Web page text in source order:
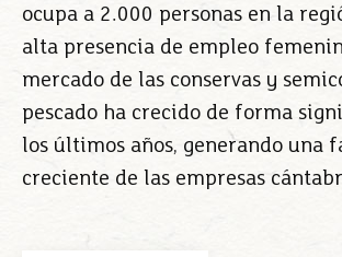
ocupa a 2.000 personas en la
alta presencia de empleo
mercado de las conservas y
pescado ha crecido de forma
los últimos años, generando una
creciente de las empresas